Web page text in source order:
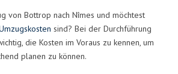
von Bottrop nach Nîmes und möchtest
sind? Bei der Durchführung
die Kosten im Voraus zu kennen, um
planen zu können.